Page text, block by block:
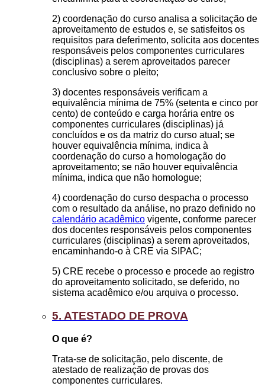
2) coordenação do curso analisa a solicitação de
aproveitamento de estudos e, se satisfeitos os
requisitos para deferimento, solicita aos docentes
responsáveis pelos componentes curriculares
(disciplinas) a serem aproveitados parecer
conclusivo sobre o pleito;
3) docentes responsáveis verificam a
equivalência mínima de 75% (setenta e cinco por
cento) de conteúdo e carga horária entre os
componentes curriculares (disciplinas) já
concluídos e os da matriz do curso atual; se
houver equivalência mínima, indica à
coordenação do curso a homologação do
aproveitamento; se não houver equivalência
mínima, indica que não homologue;
4) coordenação do curso despacha o processo
com o resultado da análise, no prazo definido no
calendário acadêmico vigente, conforme parecer
dos docentes responsáveis pelos componentes
curriculares (disciplinas) a serem aproveitados,
encaminhando-o à CRE via SIPAC;
5) CRE recebe o processo e procede ao registro
do aproveitamento solicitado, se deferido, no
sistema acadêmico e/ou arquiva o processo.
5. ATESTADO DE PROVA
O que é?
Trata-se de solicitação, pelo discente, de
atestado de realização de provas dos
componentes curriculares.